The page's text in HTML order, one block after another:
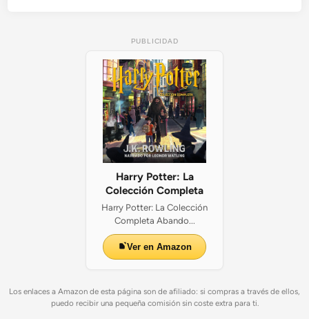
PUBLICIDAD
Harry Potter: La
Colección Completa
Harry Potter: La Colección
Completa Abando...
Ver en Amazon
Los enlaces a Amazon de esta página son de afiliado: si compras a través de ellos,
puedo recibir una pequeña comisión sin coste extra para ti.